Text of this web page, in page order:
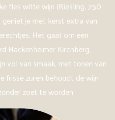
fles witte wijn (Riesling, 750
je met kerst extra van
Het gaat om een
Hackenheimer Kirchberg.
vol van smaak, met tonen van
frisse zuren behoudt de wijn
zoet te worden.